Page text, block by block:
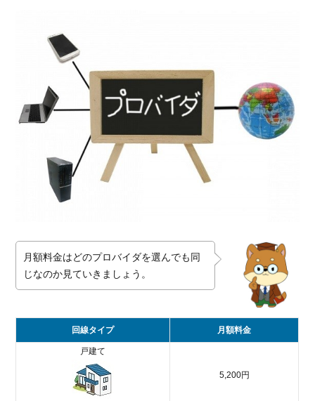
おす
すめ
する3
理由
1.2.1.
高額キ
ャッシ
ュバッ
ク
1.2.2.
ギガ対
応
1.2.3.
ーが2
年間無
月額料金はどのプロバイダを選んでも同
じなのか見ていきましょう。
回線タイプ 月額料金
戸建て
5,200円